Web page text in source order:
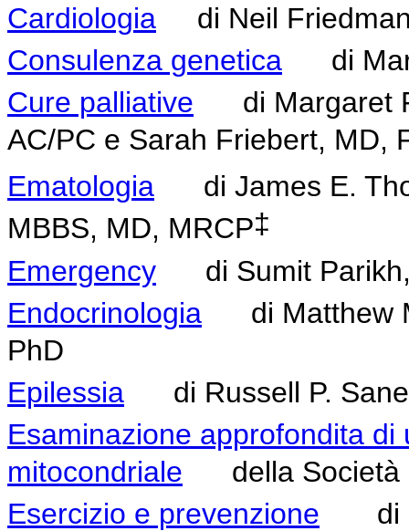
Cardiologia di Neil
Consulenza genetica di
Cure palliative di Margaret
AC/PC e Sarah Friebert, MD,
Ematologia di James E.
MBBS, MD, MRCP‡
Emergency di Sumit
Endocrinologia di Matthew
PhD
Epilessia di Russell P.
Esaminazione approfondita
mitocondriale della Società
Esercizio e prevenzione di